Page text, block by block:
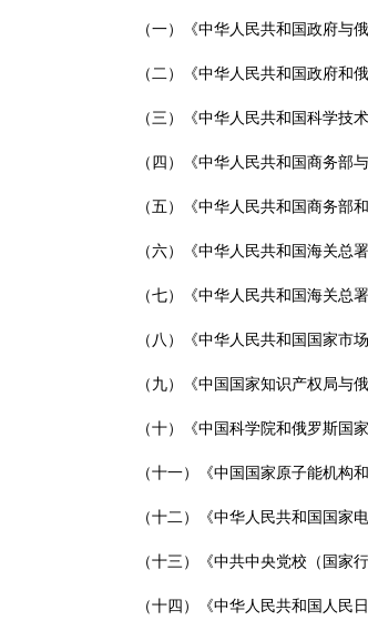
（一）《中华人民共和国政府与
（二）《中华人民共和国政府和
（三）《中华人民共和国科学技
（四）《中华人民共和国商务部
（五）《中华人民共和国商务部
（六）《中华人民共和国海关总
（七）《中华人民共和国海关总
（八）《中华人民共和国国家市
（九）《中国国家知识产权局与
（十）《中国科学院和俄罗斯国
（十一）《中国国家原子能机构
（十二）《中华人民共和国国家
（十三）《中共中央党校（国家
（十四）《中华人民共和国人民